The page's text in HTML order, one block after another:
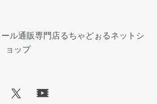
ル通販専門店るちゃどぉるネットシ
ョップ